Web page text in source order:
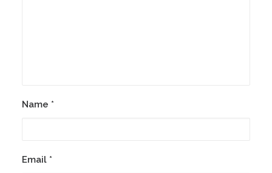
Name *
Email *